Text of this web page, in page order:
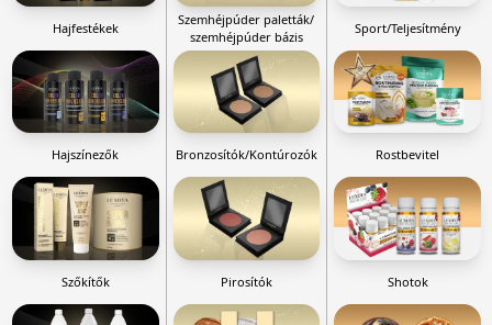
Hajfestékek
Hajszínezők
Szőkítők
Szemhéjpúder paletták/
szemhéjpúder bázis
Bronzosítók/Kontúrozók
Pirosítók
Sport/Teljesítmény
Rostbevitel
Shotok